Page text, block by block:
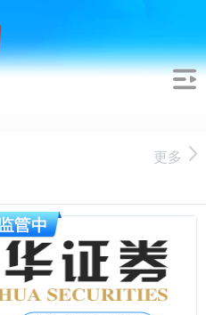
更多